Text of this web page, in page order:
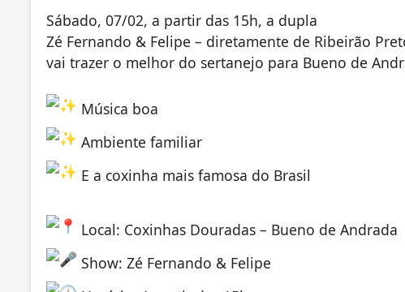
Sábado, 07/02, a partir das 15h, a dupla
Zé Fernando & Felipe – diretamente de Ribeirão
vai trazer o melhor do sertanejo para Bueno de
Música boa
Ambiente familiar
E a coxinha mais famosa do Brasil
Local: Coxinhas Douradas – Bueno de Andrada
Show: Zé Fernando & Felipe